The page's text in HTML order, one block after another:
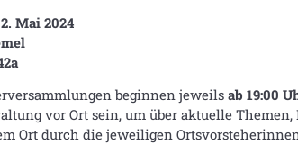
Mai 2024
beginnen jeweils ab 19:00
vor Ort sein, um über aktuelle
Ort durch die jeweiligen